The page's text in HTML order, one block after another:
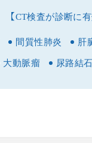
【CT検査が診断に
間質性肺炎 肝
大動脈瘤 尿路結石
医師につ
当院紹